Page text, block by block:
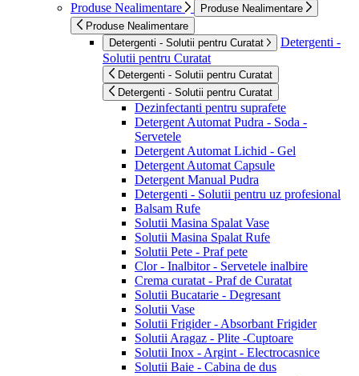
Produse Nealimentare
Produse Nealimentare
Produse Nealimentare
Detergenti - Solutii pentru Curatat
Detergenti -
Solutii pentru Curatat
Detergenti - Solutii pentru Curatat
Detergenti - Solutii pentru Curatat
Dezinfectanti pentru suprafete
Detergent Automat Pudra - Soda -
Servetele
Detergent Automat Lichid - Gel
Detergent Automat Capsule
Detergent Manual Pudra
Detergenti - Solutii pentru uz profesional
Balsam Rufe
Solutii Masina Spalat Vase
Solutii Masina Spalat Rufe
Solutii Pete - Praf pete
Clor - Inalbitor - Servetele inalbire
Crema curatat - Praf de Curatat
Solutii Bucatarie - Degresant
Solutii Vase
Solutii Frigider - Absorbant Frigider
Solutii Aragaz - Plite -Cuptoare
Solutii Inox - Argint - Electrocasnice
Solutii Baie - Cabina de dus